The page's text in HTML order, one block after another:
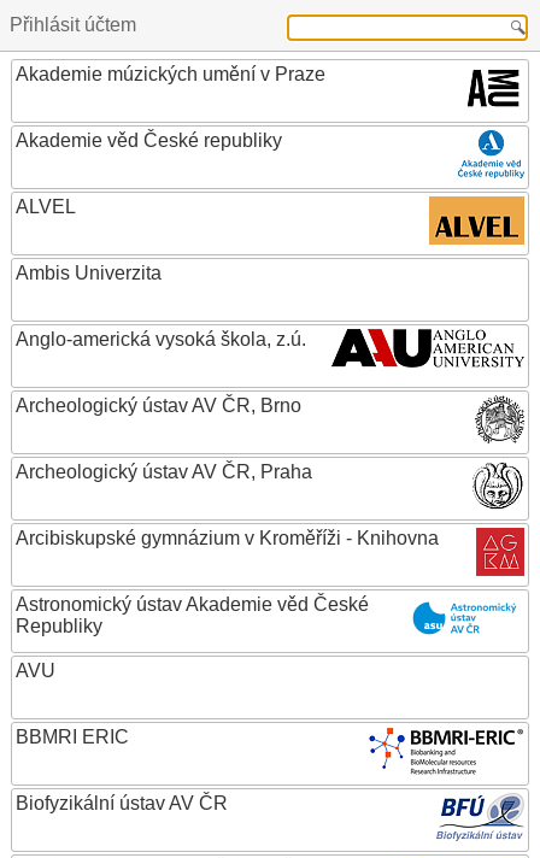
Přihlásit účtem
Akademie múzických umění v Praze
Akademie věd České republiky
ALVEL
Ambis Univerzita
Anglo-americká vysoká škola, z.ú.
Archeologický ústav AV ČR, Brno
Archeologický ústav AV ČR, Praha
Arcibiskupské gymnázium v Kroměříži - Knihovna
Astronomický ústav Akademie věd České
Republiky
AVU
BBMRI ERIC
Biofyzikální ústav AV ČR